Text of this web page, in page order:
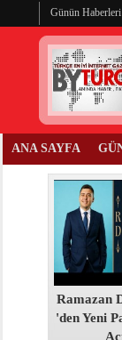
Günün Haberleri
ANA SAYFA
Ramazan
'den Yeni